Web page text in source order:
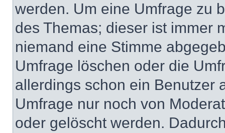
werden. Um eine Umfrage zu
des Themas; dieser ist immer
niemand eine Stimme
Umfrage löschen oder die
allerdings schon ein Benutzer
Umfrage nur noch von
oder gelöscht werden.